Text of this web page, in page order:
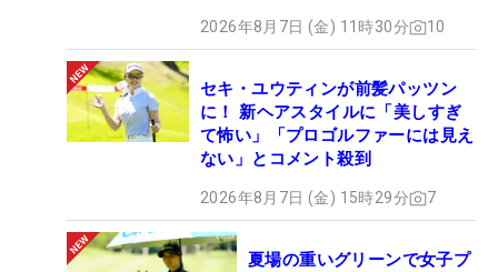
2026年8月7日 (金) 11時30分 10
セキ・ユウティンが前髪パッツン
に！ 新ヘアスタイルに「美しすぎ
て怖い」「プロゴルファーには見え
ない」とコメント殺到
2026年8月7日 (金) 15時29分 7
夏場の重いグリーンで女子プ